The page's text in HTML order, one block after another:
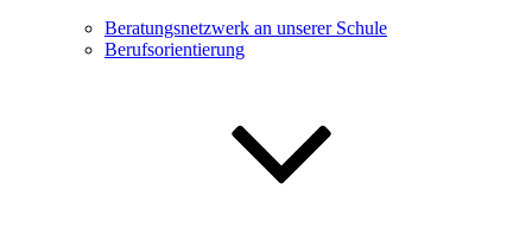
Beratungsnetzwerk an unserer Schule
Berufsorientierung